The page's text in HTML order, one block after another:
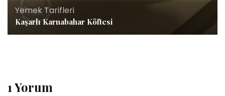
Yemek Tarifleri
Kaşarlı Karnabahar Köftesi
1 Yorum